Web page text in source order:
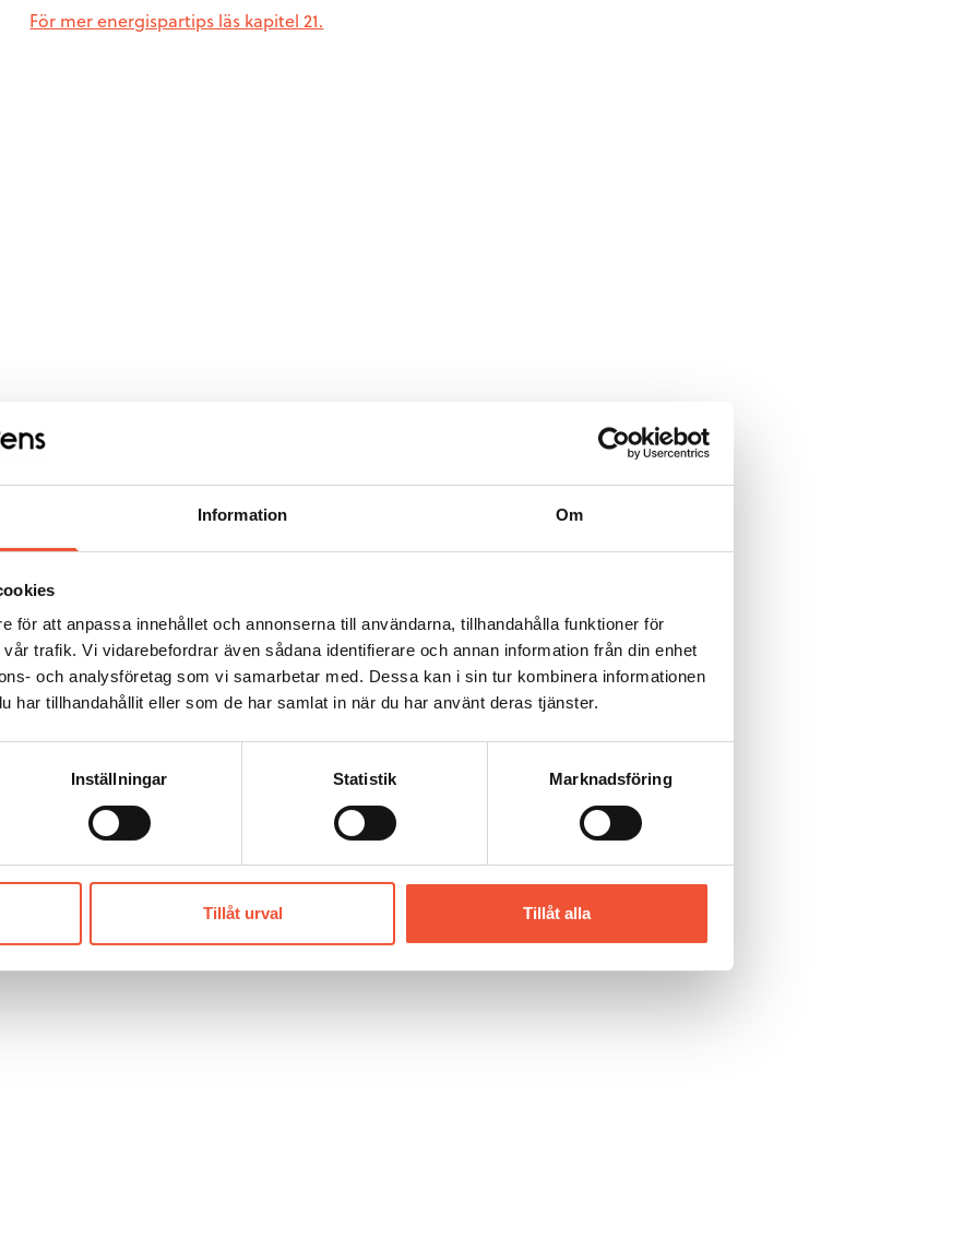
Information Om
för att anpassa innehållet och annonserna till användarna, tillhandahålla funktioner för
trafik. Vi vidarebefordrar även sådana identifierare och annan information från din enhet
och analysföretag som vi samarbetar med. Dessa kan i sin tur kombinera informationen
har tillhandahållit eller som de har samlat in när du har använt deras tjänster.
Inställningar Statistik Marknadsföring
Tillåt urval Tillåt alla
För mer energispartips läs kapitel 21.